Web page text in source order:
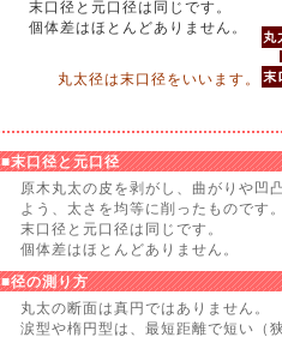
末口径と元口径は同じです。
個体差はほとんどありません。
丸太径は末口径をいいます。
■末口径と元口径
原木丸太の皮を剥がし、曲がりや凹
よう、太さを均等に削ったものです
末口径と元口径は同じです。
個体差はほとんどありません。
■径の測り方
丸太の断面は真円ではありません。
涙型や楕円型は、最短距離で短い（